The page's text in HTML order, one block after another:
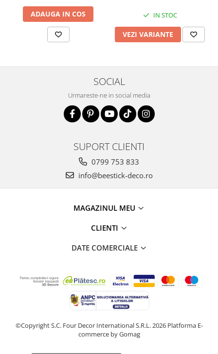
ADAUGA IN COS IN STOC
VEZI VARIANTE
SOCIAL
Urmareste-ne in social media
SUPORT CLIENTI
0799 753 833
info@beestick-deco.ro
MAGAZINUL MEU
CLIENTI
DATE COMERCIALE
©Copyright S.C. Four Decor International S.R.L. 2026 Platforma E-
commerce by Gomag